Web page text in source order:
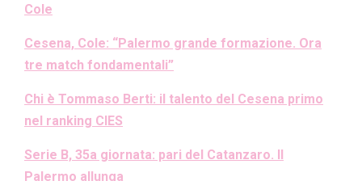
Cole
Cesena, Cole: “Palermo grande formazione. Ora
tre match fondamentali”
Chi è Tommaso Berti: il talento del Cesena primo
nel ranking CIES
Serie B, 35a giornata: pari del Catanzaro. Il
Palermo allunga